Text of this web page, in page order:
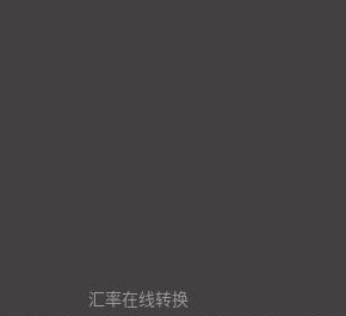
汇率在线转换